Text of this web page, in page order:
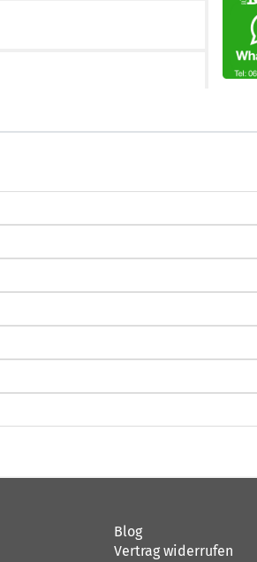
Blog
Vertrag widerrufen